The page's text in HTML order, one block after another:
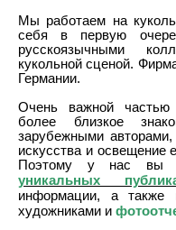
Мы работаем на
себя в первую
русскоязычными
кукольной сценой.
Германии.
Очень важной частью
более близкое
зарубежными авторами,
искусства и освещение
Поэтому у нас вы
уникальных
информации, а также
художниками и